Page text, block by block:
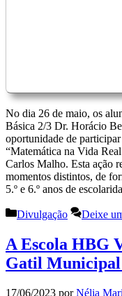
No dia 26 de maio, os
Básica 2/3 Dr. Horácio
oportunidade de
“Matemática na Vida
Carlos Malho. Esta ação
momentos distintos, de
5.º e 6.º anos de
Categorias
Divulgação Deixe
A Escola HBG
Gatil Municipal
17/06/2023 porNélia